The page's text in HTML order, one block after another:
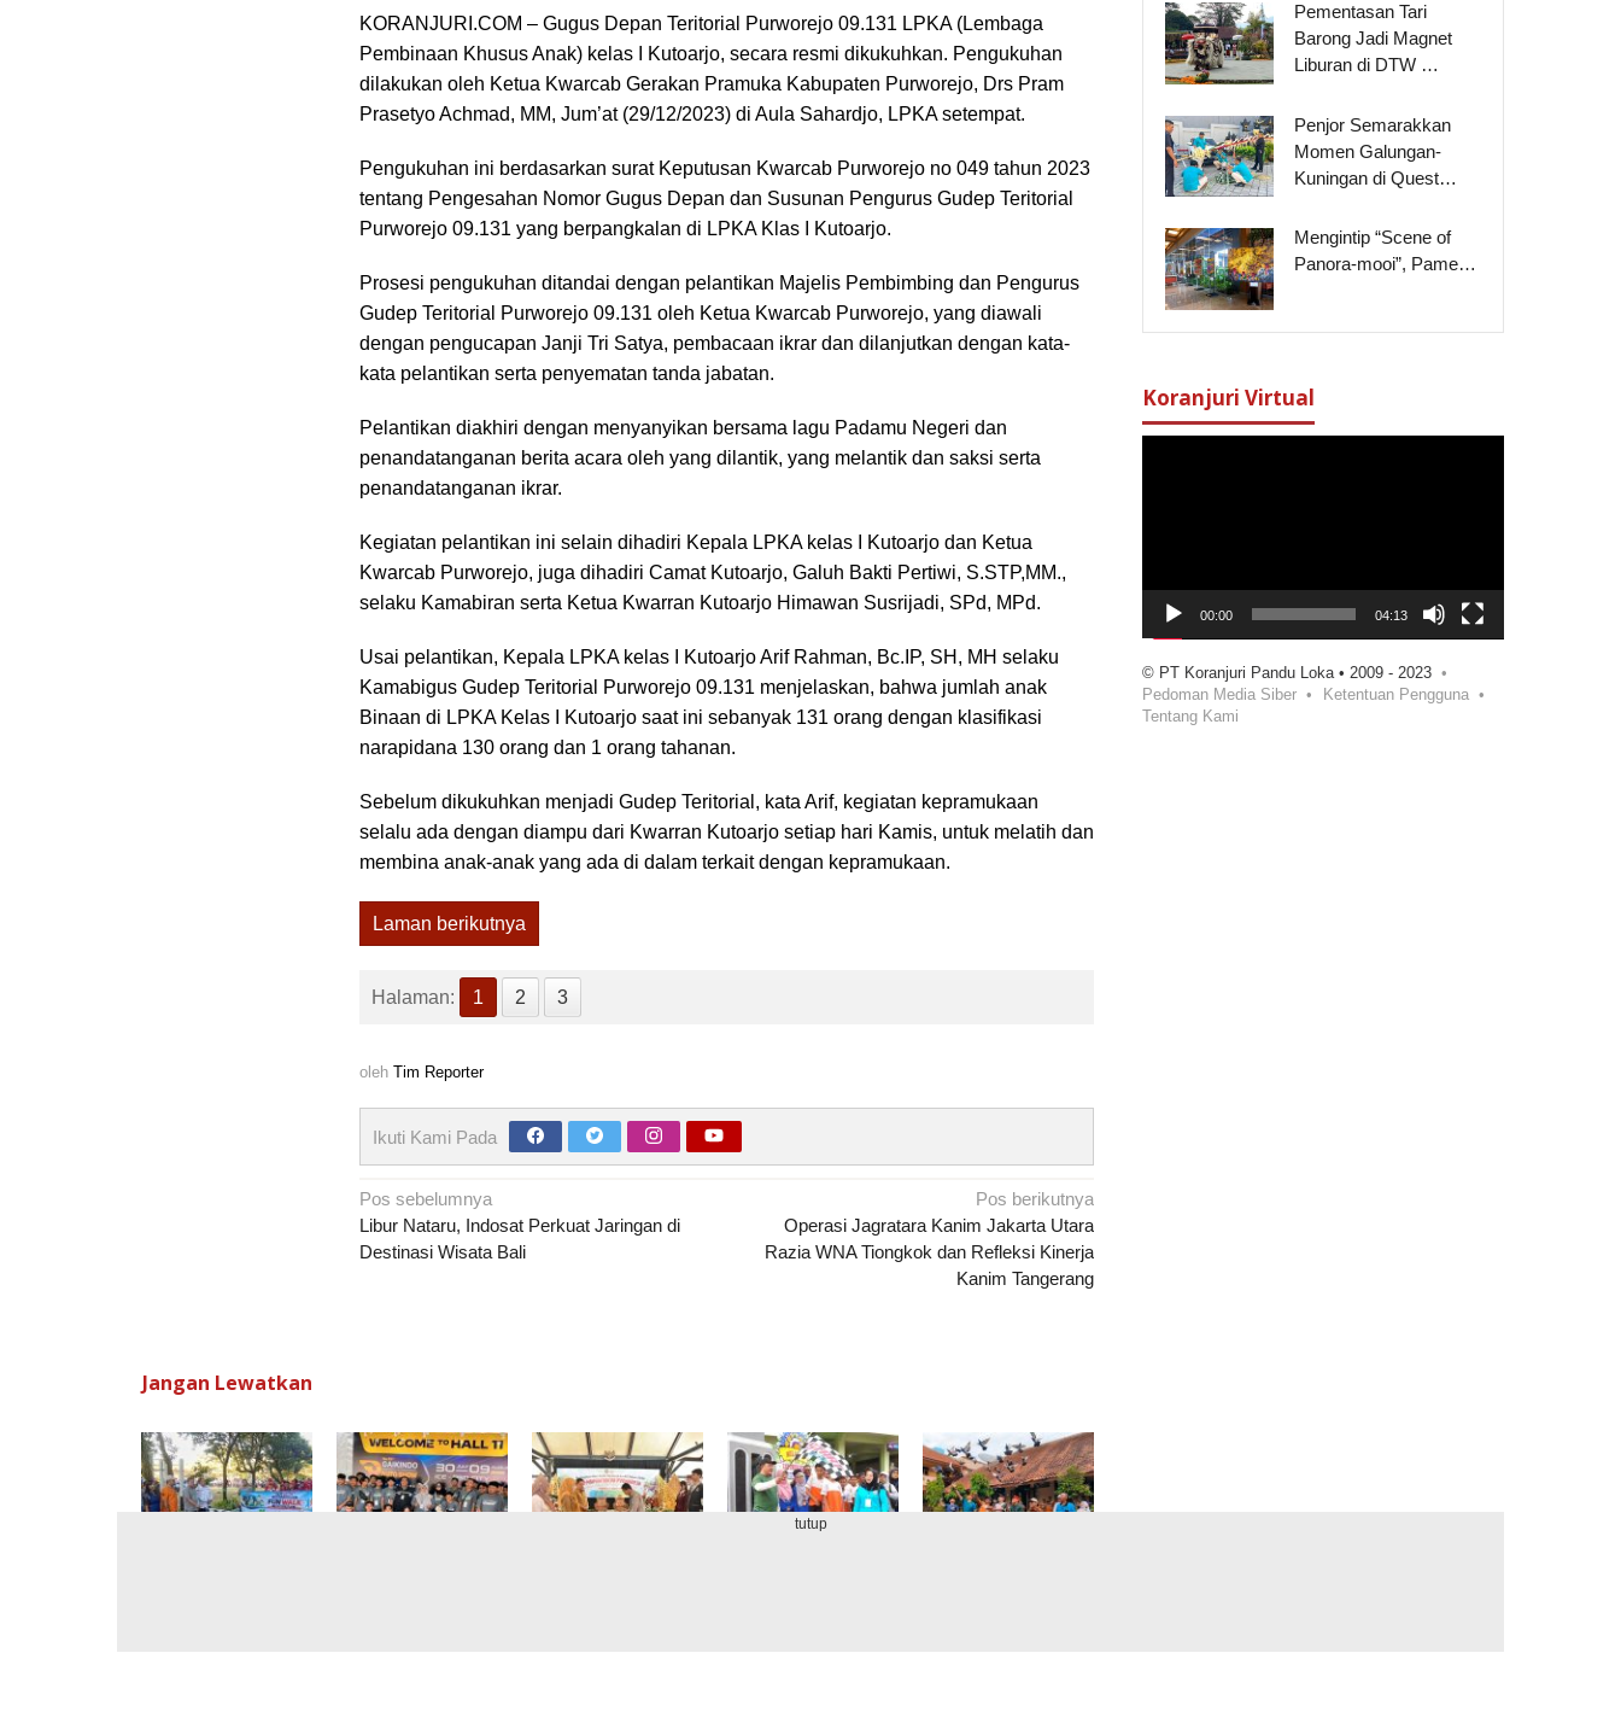
KORANJURI.COM – Gugus Depan Teritorial Purworejo 09.131 LPKA (Lembaga
Pembinaan Khusus Anak) kelas I Kutoarjo, secara resmi dikukuhkan. Pengukuhan
dilakukan oleh Ketua Kwarcab Gerakan Pramuka Kabupaten Purworejo, Drs Pram
Prasetyo Achmad, MM, Jum’at (29/12/2023) di Aula Sahardjo, LPKA setempat.
Pengukuhan ini berdasarkan surat Keputusan Kwarcab Purworejo no 049 tahun 2023
tentang Pengesahan Nomor Gugus Depan dan Susunan Pengurus Gudep Teritorial
Purworejo 09.131 yang berpangkalan di LPKA Klas I Kutoarjo.
Prosesi pengukuhan ditandai dengan pelantikan Majelis Pembimbing dan Pengurus
Gudep Teritorial Purworejo 09.131 oleh Ketua Kwarcab Purworejo, yang diawali
dengan pengucapan Janji Tri Satya, pembacaan ikrar dan dilanjutkan dengan kata-
kata pelantikan serta penyematan tanda jabatan.
Pelantikan diakhiri dengan menyanyikan bersama lagu Padamu Negeri dan
penandatanganan berita acara oleh yang dilantik, yang melantik dan saksi serta
penandatanganan ikrar.
Kegiatan pelantikan ini selain dihadiri Kepala LPKA kelas I Kutoarjo dan Ketua
Kwarcab Purworejo, juga dihadiri Camat Kutoarjo, Galuh Bakti Pertiwi, S.STP,MM.,
selaku Kamabiran serta Ketua Kwarran Kutoarjo Himawan Susrijadi, SPd, MPd.
Usai pelantikan, Kepala LPKA kelas I Kutoarjo Arif Rahman, Bc.IP, SH, MH selaku
Kamabigus Gudep Teritorial Purworejo 09.131 menjelaskan, bahwa jumlah anak
Binaan di LPKA Kelas I Kutoarjo saat ini sebanyak 131 orang dengan klasifikasi
narapidana 130 orang dan 1 orang tahanan.
Sebelum dikukuhkan menjadi Gudep Teritorial, kata Arif, kegiatan kepramukaan
selalu ada dengan diampu dari Kwarran Kutoarjo setiap hari Kamis, untuk melatih dan
membina anak-anak yang ada di dalam terkait dengan kepramukaan.
Laman berikutnya
Halaman: 1 2 3
oleh Tim Reporter
Ikuti Kami Pada
Navigasi
pos
Pos sebelumnya
Libur Nataru, Indosat Perkuat Jaringan di
Destinasi Wisata Bali
Pos berikutnya
Operasi Jagratara Kanim Jakarta Utara
Razia WNA Tiongkok dan Refleksi Kinerja
Kanim Tangerang
Jangan Lewatkan
Pementasan Tari
Barong Jadi Magnet
Liburan di DTW …
Penjor Semarakkan
Momen Galungan-
Kuningan di Quest…
Mengintip “Scene of
Panora-mooi”, Pame…
Koranjuri Virtual
00:00 04:13
© PT Koranjuri Pandu Loka • 2009 - 2023
Pedoman Media Siber
Ketentuan Pengguna
Tentang Kami
tutup